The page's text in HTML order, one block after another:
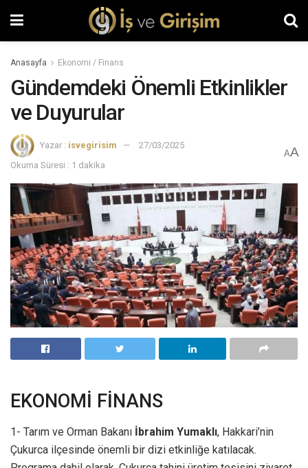
Anasayfa Ekonomi / Finans
Gündemdeki Önemli Etkinlikler
ve Duyurular
Yazar : isvegirisim
27/03/2025
Okuma Süresi : 1 dakika
AA
EKONOMİ FİNANS
1- Tarım ve Orman Bakanı İbrahim Yumaklı, Hakkari’nin
Çukurca ilçesinde önemli bir dizi etkinliğe katılacak.